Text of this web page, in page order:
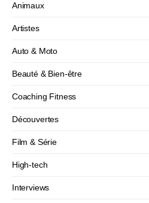
Animaux
Artistes
Auto & Moto
Beauté & Bien-être
Coaching Fitness
Découvertes
Film & Série
High-tech
Interviews